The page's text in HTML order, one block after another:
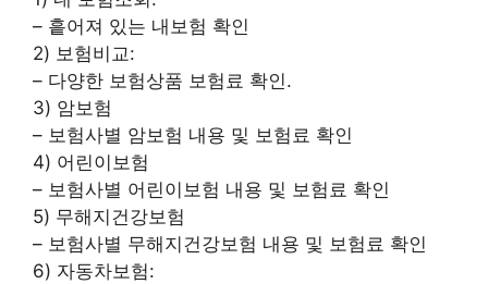
– 흩어져 있는 내보험 확인
2) 보험비교:
– 다양한 보험상품 보험료 확인.
3) 암보험
– 보험사별 암보험 내용 및 보험료 확인
4) 어린이보험
– 보험사별 어린이보험 내용 및 보험료 확인
5) 무해지건강보험
– 보험사별 무해지건강보험 내용 및 보험료 확인
6) 자동차보험: